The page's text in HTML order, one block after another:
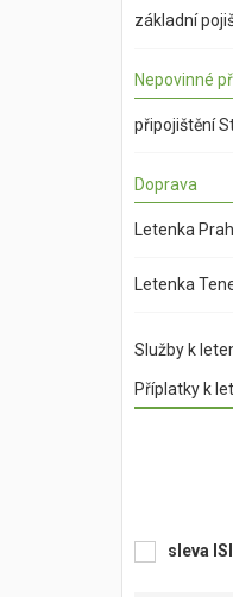
základní
Nepovinné
připojištění
Doprava
Letenka
Letenka
Služby k
Příplatky k
sleva